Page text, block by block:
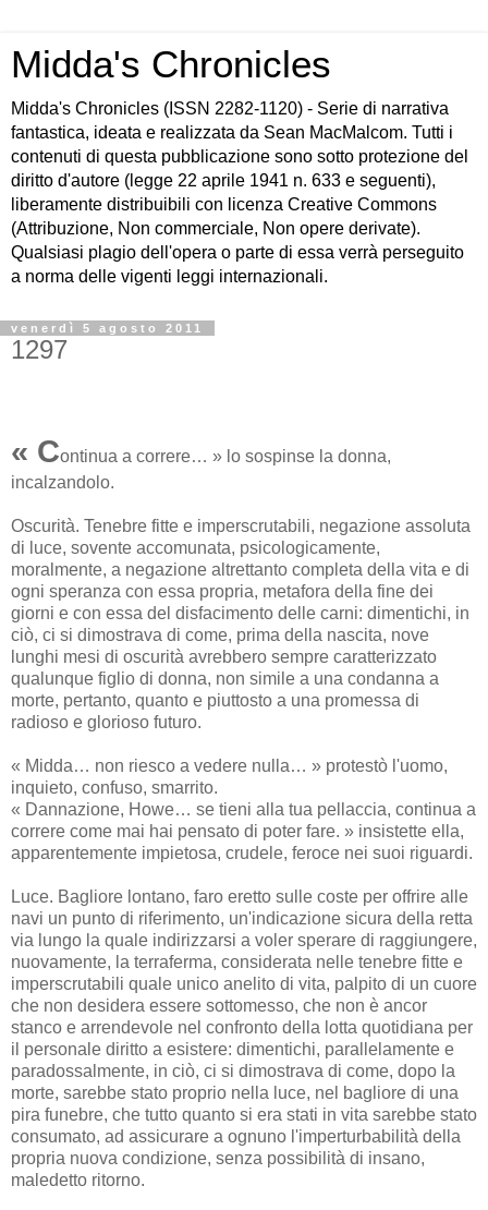
Midda's Chronicles
Midda's Chronicles (ISSN 2282-1120) - Serie di narrativa
fantastica, ideata e realizzata da Sean MacMalcom. Tutti i
contenuti di questa pubblicazione sono sotto protezione del
diritto d'autore (legge 22 aprile 1941 n. 633 e seguenti),
liberamente distribuibili con licenza Creative Commons
(Attribuzione, Non commerciale, Non opere derivate).
Qualsiasi plagio dell'opera o parte di essa verrà perseguito
a norma delle vigenti leggi internazionali.
venerdì 5 agosto 2011
1297
« Continua a correre… » lo sospinse la donna,
incalzandolo.
Oscurità. Tenebre fitte e imperscrutabili, negazione assoluta
di luce, sovente accomunata, psicologicamente,
moralmente, a negazione altrettanto completa della vita e di
ogni speranza con essa propria, metafora della fine dei
giorni e con essa del disfacimento delle carni: dimentichi, in
ciò, ci si dimostrava di come, prima della nascita, nove
lunghi mesi di oscurità avrebbero sempre caratterizzato
qualunque figlio di donna, non simile a una condanna a
morte, pertanto, quanto e piuttosto a una promessa di
radioso e glorioso futuro.
« Midda… non riesco a vedere nulla… » protestò l'uomo,
inquieto, confuso, smarrito.
« Dannazione, Howe… se tieni alla tua pellaccia, continua a
correre come mai hai pensato di poter fare. » insistette ella,
apparentemente impietosa, crudele, feroce nei suoi riguardi.
Luce. Bagliore lontano, faro eretto sulle coste per offrire alle
navi un punto di riferimento, un'indicazione sicura della retta
via lungo la quale indirizzarsi a voler sperare di raggiungere,
nuovamente, la terraferma, considerata nelle tenebre fitte e
imperscrutabili quale unico anelito di vita, palpito di un cuore
che non desidera essere sottomesso, che non è ancor
stanco e arrendevole nel confronto della lotta quotidiana per
il personale diritto a esistere: dimentichi, parallelamente e
paradossalmente, in ciò, ci si dimostrava di come, dopo la
morte, sarebbe stato proprio nella luce, nel bagliore di una
pira funebre, che tutto quanto si era stati in vita sarebbe stato
consumato, ad assicurare a ognuno l'imperturbabilità della
propria nuova condizione, senza possibilità di insano,
maledetto ritorno.